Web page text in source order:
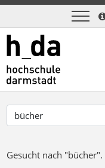
Gesucht nach "bücher".